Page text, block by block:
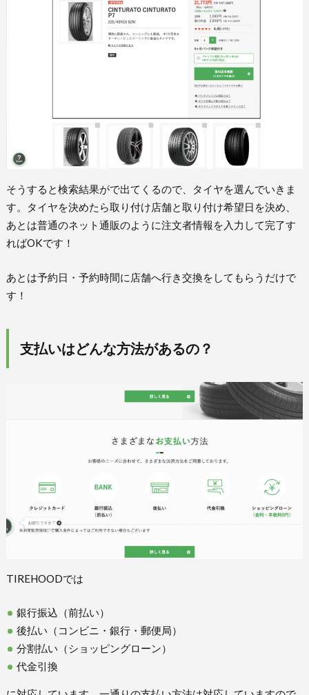
そうすると検索結果がで出てくるので、タイヤを選んでいきま
す。タイヤを決めたら取り付け店舗と取り付け希望日を決め、
あとは普通のネット通販のように注文者情報を入力して完了す
ればOKです！
あとは予約日・予約時間に店舗へ行き交換をしてもらうだけで
す！
支払いはどんな方法があるの？
TIREHOODでは
銀行振込（前払い）
後払い（コンビニ・銀行・郵便局）
分割払い（ショッピングローン）
代金引換